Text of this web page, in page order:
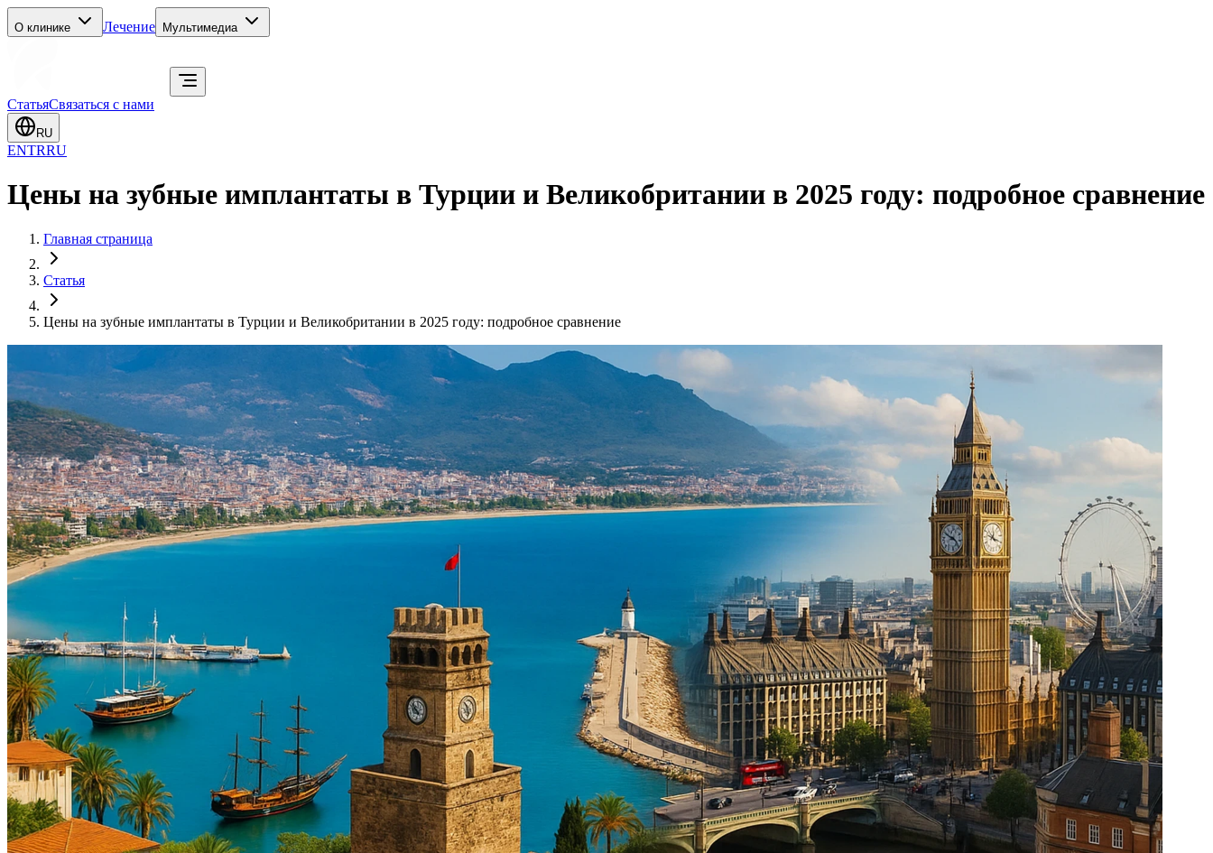
О клинике Лечение Мультимедиа
СтатьяСвязаться с нами
RU
ENTRRU
Цены на зубные имплантаты в Турции и Великобритании в 2025 году: подробное сравнение
Главная страница
Статья
Цены на зубные имплантаты в Турции и Великобритании в 2025 году: подробное сравнение